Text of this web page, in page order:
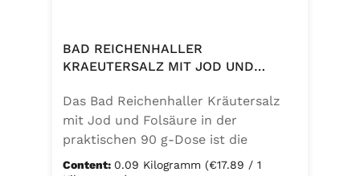
BAD REICHENHALLER
KRAEUTERSALZ MIT JOD UND
Das Bad Reichenhaller Kräutersalz
mit Jod und Folsäure in der
praktischen 90 g-Dose ist die
aromatische Würzmischung für eine
Content: 0.09 Kilogramm (€17.89 / 1